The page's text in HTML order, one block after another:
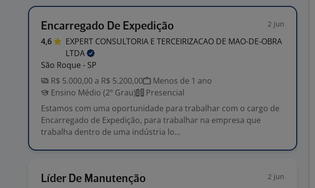
Encarregado De Expedição 2 jun
4,6
EXPERT CONSULTORIA E TERCEIRIZACAO DE MAO-DE-OBRA
LTDA
São Roque - SP
R$ 5.000,00 a R$ 5.200,00
Menos de 1 ano
Ensino Médio (2º Grau)
Presencial
Estamos com uma oportunidade para trabalhar com o cargo de
Encarregado de Expedição, para trabalhar na empresa que
trabalha dentro de uma indústria lo...
Líder De Manutenção 2 jun